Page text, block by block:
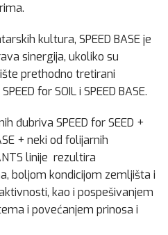
kultura, SPEED BASE je
sinergija, ukoliko su
prethodno tretirani
for SOIL i SPEED BASE.
đubriva SPEED for SEED +
+ neki od folijarnih
linije rezultira
boljom kondicijom zemljišta i
kao i pospešivanjem
i povećanjem prinosa i